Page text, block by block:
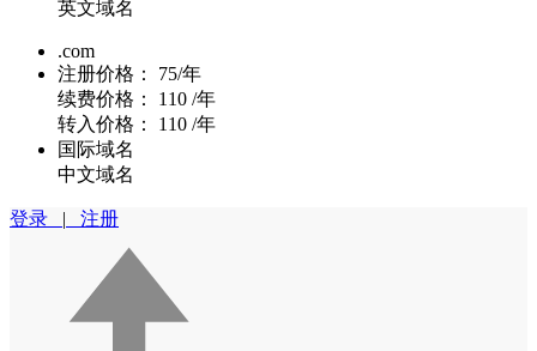
英文域名
.com
注册价格：
75/年
续费价格：
110 /年
转入价格：
110 /年
国际域名
中文域名
登录 | 注册